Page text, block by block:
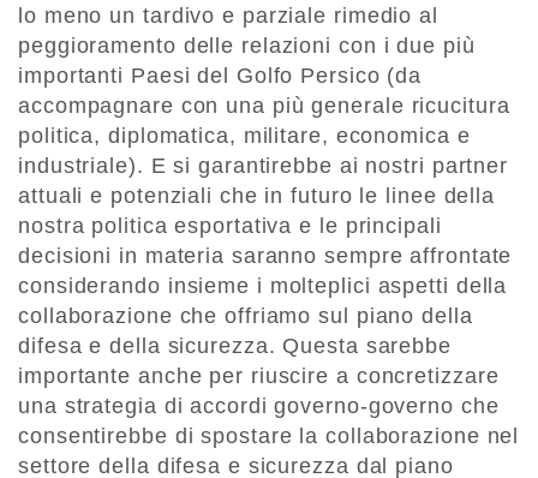
lo meno un tardivo e parziale rimedio al
peggioramento delle relazioni con i due più
importanti Paesi del Golfo Persico (da
accompagnare con una più generale ricucitura
politica, diplomatica, militare, economica e
industriale). E si garantirebbe ai nostri partner
attuali e potenziali che in futuro le linee della
nostra politica esportativa e le principali
decisioni in materia saranno sempre affrontate
considerando insieme i molteplici aspetti della
collaborazione che offriamo sul piano della
difesa e della sicurezza. Questa sarebbe
importante anche per riuscire a concretizzare
una strategia di accordi governo-governo che
consentirebbe di spostare la collaborazione nel
settore della difesa e sicurezza dal piano